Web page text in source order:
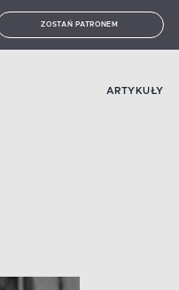
ZOSTAŃ PATRONEM
ARTYKUŁY